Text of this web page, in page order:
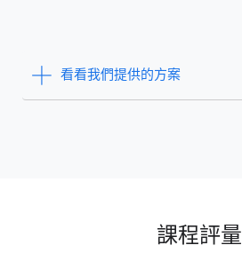
看看我們提供的方案
課程評量